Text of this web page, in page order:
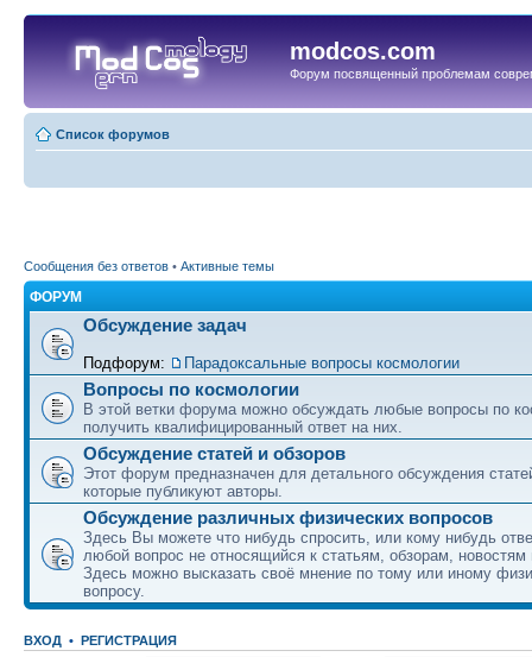
modcos.com
Форум посвященный проблемам
Список форумов
Сообщения без ответов • Активные темы
ФОРУМ
Обсуждение задач
Подфорум: Парадоксальные вопросы космологии
Вопросы по космологии
В этой ветки форума можно обсуждать любые вопросы по
получить квалифицированный ответ на них.
Обсуждение статей и обзоров
Этот форум предназначен для детального обсуждения
которые публикуют авторы.
Обсуждение различных физических вопросов
Здесь Вы можете что нибудь спросить, или кому нибудь
любой вопрос не относящийся к статьям, обзорам, новостям
Здесь можно высказать своё мнение по тому или иному
вопросу.
ВХОД • РЕГИСТРАЦИЯ